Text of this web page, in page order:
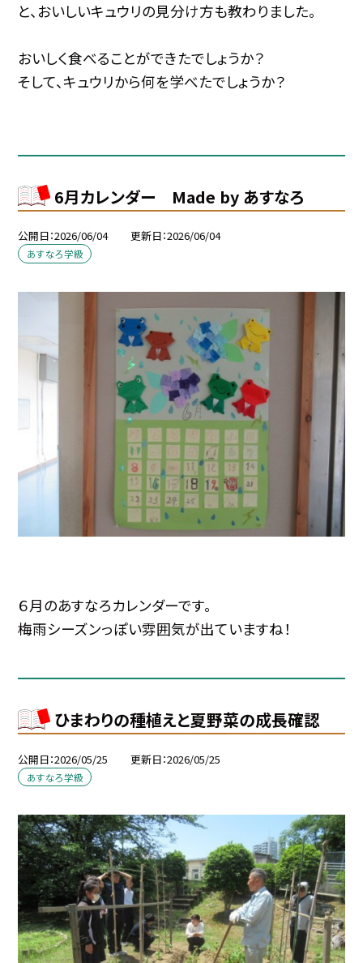
と、おいしいキュウリの見分け方も教わりました。
おいしく食べることができたでしょうか？
そして、キュウリから何を学べたでしょうか？
6月カレンダー Made by あすなろ
公開日 2026/06/04 更新日 2026/06/04
あすなろ学級
６月のあすなろカレンダーです。
梅雨シーズンっぽい雰囲気が出ていますね！
ひまわりの種植えと夏野菜の成長確認
公開日 2026/05/25 更新日 2026/05/25
あすなろ学級